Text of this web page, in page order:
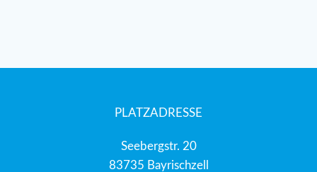
PLATZADRESSE
Seebergstr. 20
83735 Bayrischzell